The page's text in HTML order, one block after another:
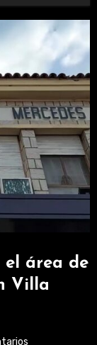
el área de
Villa